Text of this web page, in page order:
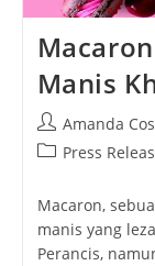
Manis
Post
author:
Amanda
PostPress
Macaron,
manis yang
Perancis,